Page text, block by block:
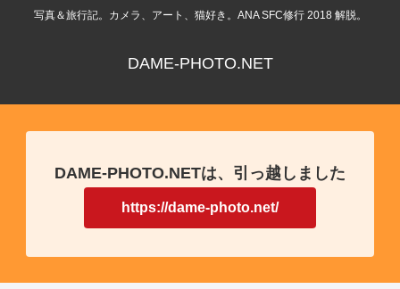
写真＆旅行記。カメラ、アート、猫好き。ANA SFC修行 2018 解脱。
DAME-PHOTO.NET
DAME-PHOTO.NETは、引っ越しました
https://dame-photo.net/